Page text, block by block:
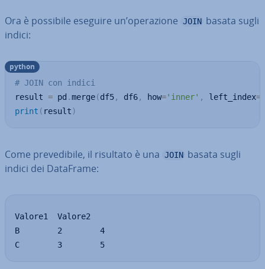
Ora è possibile eseguire un’ope­ra­zio­ne JOIN basata sugli
indici:
# JOIN con indici
result = pd .merge(df5, df6, how='inner' , left_index=
print ( result )
python
Come pre­ve­di­bi­le, il risultato è una JOIN basata sugli
indici dei DataFrame:
Valore1  Valore2
B        2        4
C        3        5